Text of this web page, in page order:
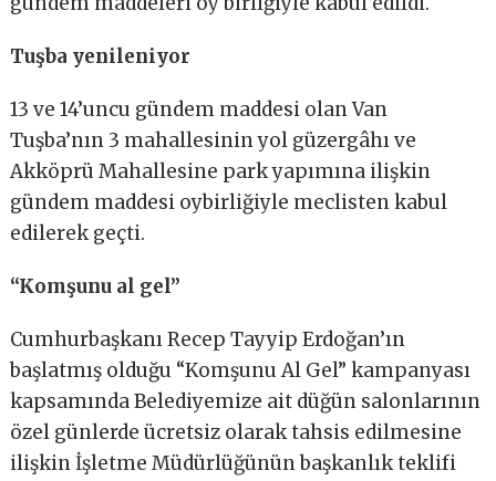
Tuşba yenileniyor
13 ve 14’uncu gündem maddesi olan Van
Tuşba’nın 3 mahallesinin yol güzergâhı ve
Akköprü Mahallesine park yapımına ilişkin
gündem maddesi oybirliğiyle meclisten kabul
edilerek geçti.
“Komşunu al gel”
Cumhurbaşkanı Recep Tayyip Erdoğan’ın
başlatmış olduğu “Komşunu Al Gel” kampanyası
kapsamında Belediyemize ait düğün salonlarının
özel günlerde ücretsiz olarak tahsis edilmesine
ilişkin İşletme Müdürlüğünün başkanlık teklifi